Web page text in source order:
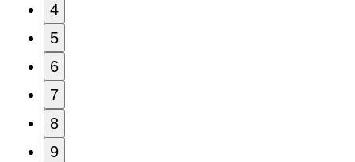
4
5
6
7
8
9